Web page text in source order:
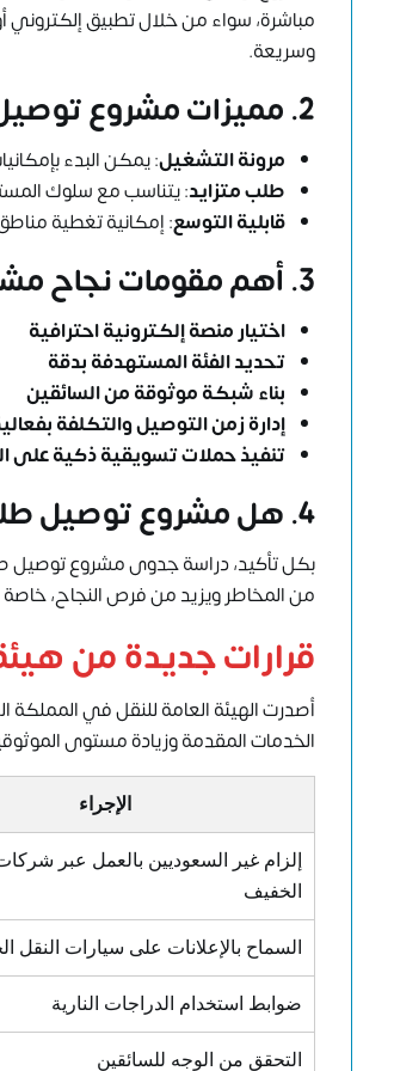
مباشرة، سواء من خلال تطبيق إلكتروني
وسريعة.
2. مميزات مشروع توصيل طلبات
مرونة التشغيل: يمكن البدء
طلب متزايد: يتناسب مع سلوك
قابلية التوسع: إمكانية تغطية
3. أهم مقومات نجاح مشروع توصيل طلبات
اختيار منصة إلكترونية احترافية
تحديد الفئة المستهدفة بدقة
بناء شبكة موثوقة من السائقين
إدارة زمن التوصيل والتكلفة
تنفيذ حملات تسويقية ذكية على
4. هل مشروع توصيل طلبات يحتاج دراسة جدوى؟
بكل تأكيد، دراسة جدوى مشروع توصيل
من المخاطر ويزيد من فرص النجاح، خاصة
قرارات جديدة من
أصدرت الهيئة العامة للنقل في المملكة
الخدمات المقدمة وزيادة مستوى
الإجراء
إلزام غير السعوديين بالعمل عبر
الخفيف
السماح بالإعلانات على سيارات النقل
ضوابط استخدام الدراجات النارية
التحقق من الوجه للسائقين